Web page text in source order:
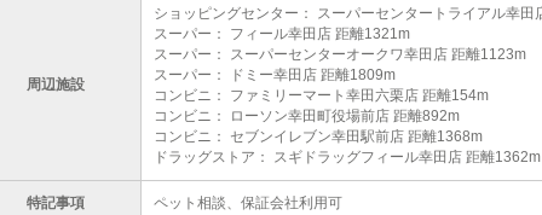
周辺施設
ショッピングセンター： スーパーセンタートライアル幸田
スーパー： フィール幸田店 距離1321m
スーパー： スーパーセンターオークワ幸田店 距離1123m
スーパー： ドミー幸田店 距離1809m
コンビニ： ファミリーマート幸田六栗店 距離154m
コンビニ： ローソン幸田町役場前店 距離892m
コンビニ： セブンイレブン幸田駅前店 距離1368m
ドラッグストア： スギドラッグフィール幸田店 距離1362m
特記事項 ペット相談、保証会社利用可